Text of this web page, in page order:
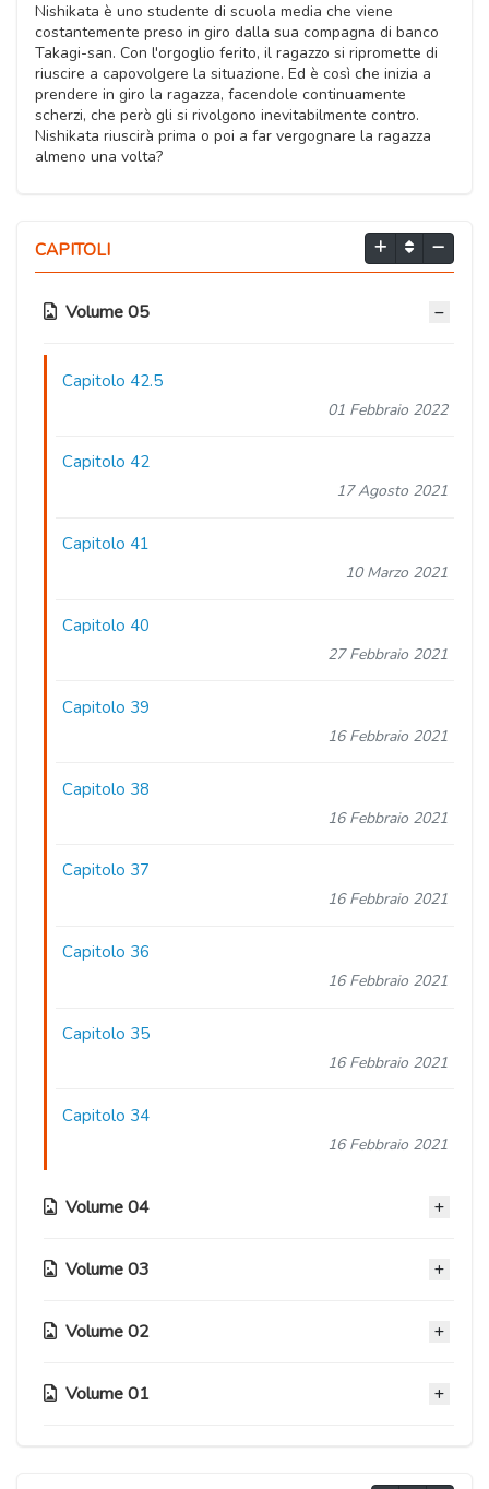
Nishikata è uno studente di scuola media che viene
costantemente preso in giro dalla sua compagna di banco
Takagi-san. Con l'orgoglio ferito, il ragazzo si ripromette di
riuscire a capovolgere la situazione. Ed è così che inizia a
prendere in giro la ragazza, facendole continuamente
scherzi, che però gli si rivolgono inevitabilmente contro.
Nishikata riuscirà prima o poi a far vergognare la ragazza
almeno una volta?
CAPITOLI
Volume 05
Capitolo 42.5
01 Febbraio 2022
Capitolo 42
17 Agosto 2021
Capitolo 41
10 Marzo 2021
Capitolo 40
27 Febbraio 2021
Capitolo 39
16 Febbraio 2021
Capitolo 38
16 Febbraio 2021
Capitolo 37
16 Febbraio 2021
Capitolo 36
16 Febbraio 2021
Capitolo 35
16 Febbraio 2021
Capitolo 34
16 Febbraio 2021
Volume 04
Capitolo 33.5
16 Febbraio 2021
Volume 03
Capitolo 26.5
Volume 02
Capitolo 17.9
Volume 01